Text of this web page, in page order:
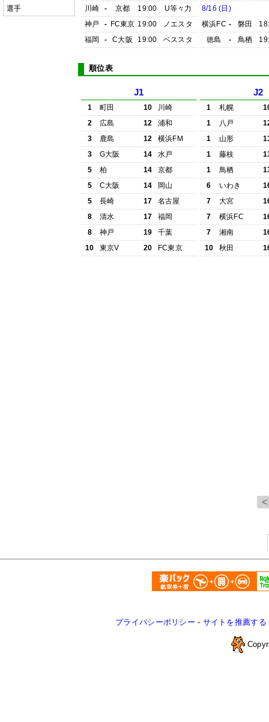
選手
川崎
- 京都 19:00
U等々力
神戸
- FC東京 19:00
ノエスタ
福岡
- C大阪 19:00 ベススタ
8/16 (日)
横浜FC - 磐田
徳島
- 鳥栖
順位表
J1
1 町田 10
川崎
2
広島 12
浦和
3
鹿島 12
横浜FM
3
G大阪 14
水戸
5
柏 14
京都
5
C大阪 14
岡山
5
長崎 17
名古屋
8
清水 17
福岡
8
神戸 19
千葉
10
東京V 20 FC東京
J2
1 札幌
1
八戸
1
山形
1
藤枝
1
鳥栖
6
いわき
7
大宮
7
横浜FC
7
湘南
10
秋田
プライバシーポリシー - サイトを推薦する